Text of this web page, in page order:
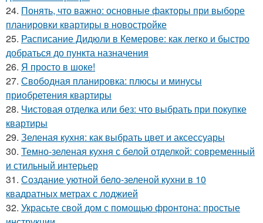
24. Понять, что важно: основные факторы при выборе
планировки квартиры в новостройке
25. Расписание Дидюли в Кемерове: как легко и быстро
добраться до пункта назначения
26. Я просто в шоке!
27. Свободная планировка: плюсы и минусы
приобретения квартиры
28. Чистовая отделка или без: что выбрать при покупке
квартиры
29. Зеленая кухня: как выбрать цвет и аксессуары
30. Темно-зеленая кухня с белой отделкой: современный
и стильный интерьер
31. Создание уютной бело-зеленой кухни в 10
квадратных метрах с лоджией
32. Украсьте свой дом с помощью фронтона: простые